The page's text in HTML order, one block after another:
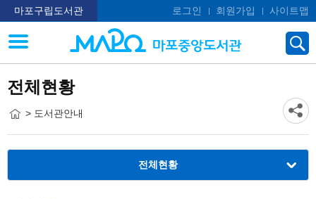
마포구립도서관 로그인 회원가입 사이트맵
전체현황
> 도서관안내
전체현황